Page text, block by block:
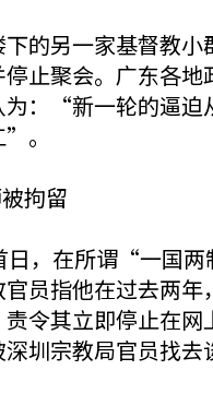
的另一家基督教
止聚会。广东各
：“新一轮的逼
。
拘留
日，在所谓“一国
员指他在过去两
令其立即停止在
圳宗教局官员找去